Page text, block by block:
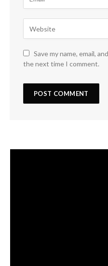
Save my name, email,
the next time I comment.